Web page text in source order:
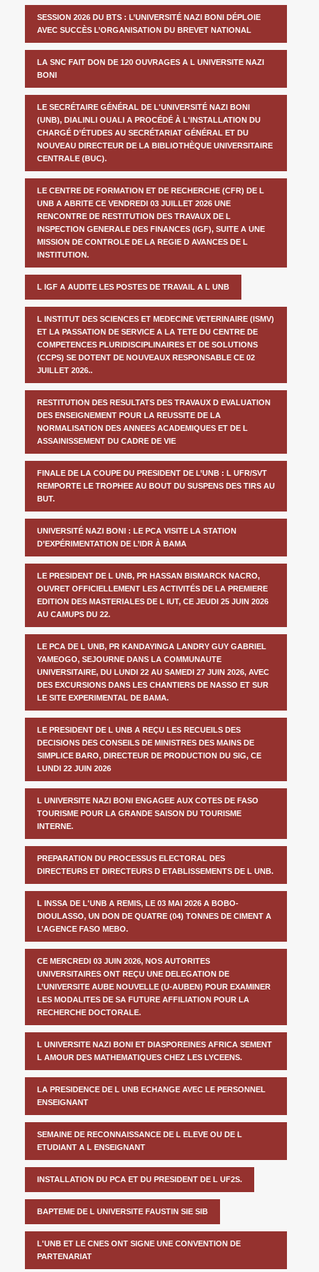
SESSION 2026 DU BTS : L’UNIVERSITÉ NAZI BONI DÉPLOIE
AVEC SUCCÈS L’ORGANISATION DU BREVET NATIONAL
LA SNC FAIT DON DE 120 OUVRAGES A L UNIVERSITE NAZI
BONI
LE SECRÉTAIRE GÉNÉRAL DE L'UNIVERSITÉ NAZI BONI
(UNB), DIALINLI OUALI A PROCÉDÉ À L'INSTALLATION DU
CHARGÉ D’ÉTUDES AU SECRÉTARIAT GÉNÉRAL ET DU
NOUVEAU DIRECTEUR DE LA BIBLIOTHÈQUE UNIVERSITAIRE
CENTRALE (BUC).
LE CENTRE DE FORMATION ET DE RECHERCHE (CFR) DE L
UNB A ABRITE CE VENDREDI 03 JUILLET 2026 UNE
RENCONTRE DE RESTITUTION DES TRAVAUX DE L
INSPECTION GENERALE DES FINANCES (IGF), SUITE A UNE
MISSION DE CONTROLE DE LA REGIE D AVANCES DE L
INSTITUTION.
L IGF A AUDITE LES POSTES DE TRAVAIL A L UNB
L INSTITUT DES SCIENCES ET MEDECINE VETERINAIRE (ISMV)
ET LA PASSATION DE SERVICE A LA TETE DU CENTRE DE
COMPETENCES PLURIDISCIPLINAIRES ET DE SOLUTIONS
(CCPS) SE DOTENT DE NOUVEAUX RESPONSABLE CE 02
JUILLET 2026..
RESTITUTION DES RESULTATS DES TRAVAUX D EVALUATION
DES ENSEIGNEMENT POUR LA REUSSITE DE LA
NORMALISATION DES ANNEES ACADEMIQUES ET DE L
ASSAINISSEMENT DU CADRE DE VIE
FINALE DE LA COUPE DU PRESIDENT DE L’UNB : L UFR/SVT
REMPORTE LE TROPHEE AU BOUT DU SUSPENS DES TIRS AU
BUT.
UNIVERSITÉ NAZI BONI : LE PCA VISITE LA STATION
D’EXPÉRIMENTATION DE L’IDR À BAMA
LE PRESIDENT DE L UNB, PR HASSAN BISMARCK NACRO,
OUVRET OFFICIELLEMENT LES ACTIVITÉS DE LA PREMIERE
EDITION DES MASTERIALES DE L IUT, CE JEUDI 25 JUIN 2026
AU CAMUPS DU 22.
LE PCA DE L UNB, PR KANDAYINGA LANDRY GUY GABRIEL
YAMEOGO, SEJOURNE DANS LA COMMUNAUTE
UNIVERSITAIRE, DU LUNDI 22 AU SAMEDI 27 JUIN 2026, AVEC
DES EXCURSIONS DANS LES CHANTIERS DE NASSO ET SUR
LE SITE EXPERIMENTAL DE BAMA.
LE PRESIDENT DE L UNB A REÇU LES RECUEILS DES
DECISIONS DES CONSEILS DE MINISTRES DES MAINS DE
SIMPLICE BARO, DIRECTEUR DE PRODUCTION DU SIG, CE
LUNDI 22 JUIN 2026
L UNIVERSITE NAZI BONI ENGAGEE AUX COTES DE FASO
TOURISME POUR LA GRANDE SAISON DU TOURISME
INTERNE.
PREPARATION DU PROCESSUS ELECTORAL DES
DIRECTEURS ET DIRECTEURS D ETABLISSEMENTS DE L UNB.
L INSSA DE L'UNB A REMIS, LE 03 MAI 2026 A BOBO-
DIOULASSO, UN DON DE QUATRE (04) TONNES DE CIMENT A
L’AGENCE FASO MEBO.
CE MERCREDI 03 JUIN 2026, NOS AUTORITES
UNIVERSITAIRES ONT REÇU UNE DELEGATION DE
L’UNIVERSITE AUBE NOUVELLE (U-AUBEN) POUR EXAMINER
LES MODALITES DE SA FUTURE AFFILIATION POUR LA
RECHERCHE DOCTORALE.
L UNIVERSITE NAZI BONI ET DIASPOREINES AFRICA SEMENT
L AMOUR DES MATHEMATIQUES CHEZ LES LYCEENS.
LA PRESIDENCE DE L UNB ECHANGE AVEC LE PERSONNEL
ENSEIGNANT
SEMAINE DE RECONNAISSANCE DE L ELEVE OU DE L
ETUDIANT A L ENSEIGNANT
INSTALLATION DU PCA ET DU PRESIDENT DE L UF2S.
BAPTEME DE L UNIVERSITE FAUSTIN SIE SIB
L'UNB ET LE CNES ONT SIGNE UNE CONVENTION DE
PARTENARIAT